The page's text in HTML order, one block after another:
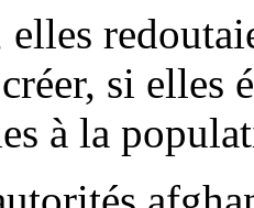
elles
si elles
à la